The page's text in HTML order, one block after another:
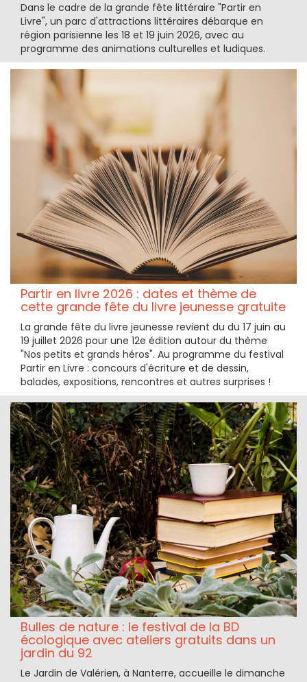
Dans le cadre de la grande fête littéraire "Partir en
Livre", un parc d'attractions littéraires débarque en
région parisienne les 18 et 19 juin 2026, avec au
programme des animations culturelles et ludiques.
Partir en livre 2026 : dates et thème de
cette grande fête du livre jeunesse gratuite
La grande fête du livre jeunesse revient du du 17 juin au
19 juillet 2026 pour une 12e édition autour du thème
"Nos petits et grands héros". Au programme du festival
Partir en Livre : concours d'écriture et de dessin,
balades, expositions, rencontres et autres surprises !
Bulles de nature : le festival de la BD
écologique avec ateliers gratuits dans un
jardin du 92
Le Jardin de Valérien, à Nanterre, accueille le dimanche